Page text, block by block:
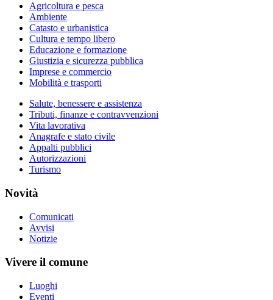
Agricoltura e pesca
Ambiente
Catasto e urbanistica
Cultura e tempo libero
Educazione e formazione
Giustizia e sicurezza pubblica
Imprese e commercio
Mobilità e trasporti
Salute, benessere e assistenza
Tributi, finanze e contravvenzioni
Vita lavorativa
Anagrafe e stato civile
Appalti pubblici
Autorizzazioni
Turismo
Novità
Comunicati
Avvisi
Notizie
Vivere il comune
Luoghi
Eventi